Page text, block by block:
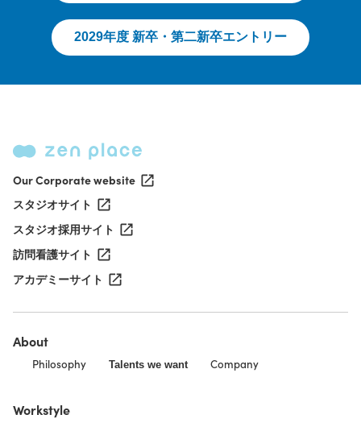
2029年度 新卒・第二新卒エントリー
Our Corporate website
スタジオサイト
スタジオ採用サイト
訪問看護サイト
アカデミーサイト
About
Philosophy Talents we want Company
Workstyle